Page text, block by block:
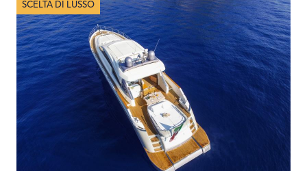
SCELTA DI LUSSO